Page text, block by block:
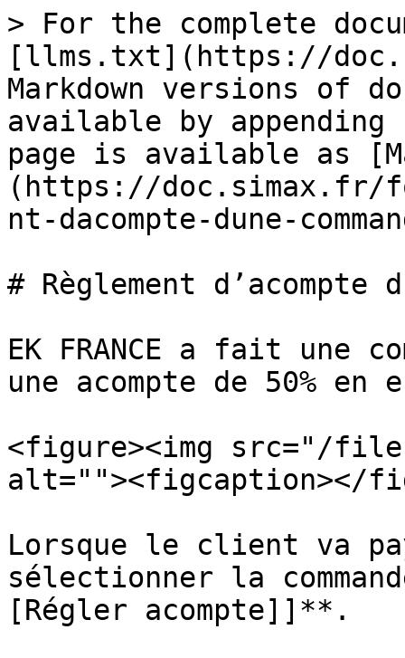
> For the complete
[llms.txt](https://
Markdown versions of
available by
page is available as
(https://doc.simax.fr/
nt-dacompte-dune-
# Règlement d’acompte
EK FRANCE a fait une
une acompte de 50%
<figure><img src="/
alt=""><figcaption></
Lorsque le client va
sélectionner la
[Régler acompte]]**.